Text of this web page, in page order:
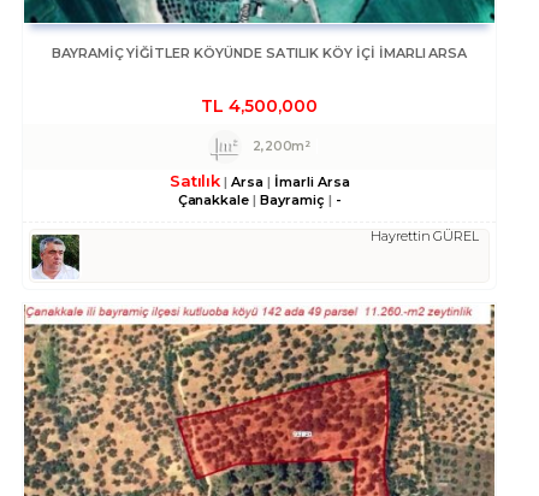
BAYRAMIÇ YIĞITLER KÖYÜNDE SATILIK KÖY IÇI IMARLI ARSA
TL 4,500,000
2,200m²
Satılık Arsa
İmarli Arsa
Çanakkale
Bayramiç -
Hayrettin GÜREL